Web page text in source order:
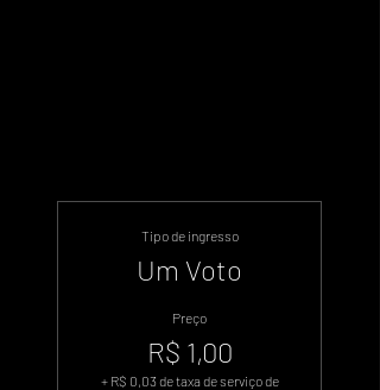
Tipo de ingresso
Um Voto
Preço
R$ 1,00
+ R$ 0,03 de taxa de serviço de